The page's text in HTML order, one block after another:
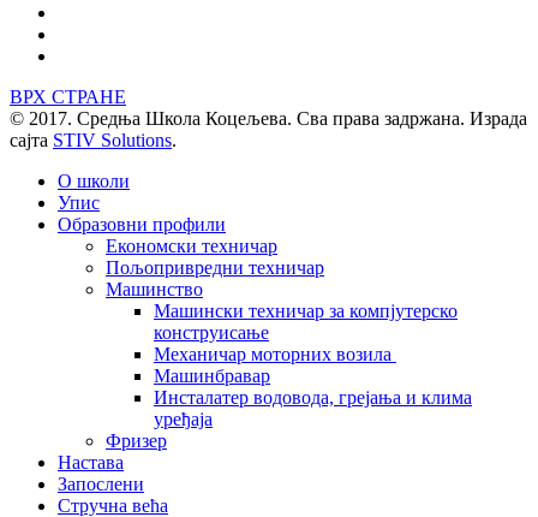
ВРХ СТРАНЕ
© 2017. Средња Школа Коцељева. Сва права задржана. Израда
сајта STIV Solutions.
О школи
Упис
Образовни профили
Економски техничар
Пољопривредни техничар
Машинство
Машински техничар за компјутерско
конструисање
Механичар моторних возила
Машинбравар
Инсталатер водовода, грејања и клима
уређаја
Фризер
Настава
Запослени
Стручна већа